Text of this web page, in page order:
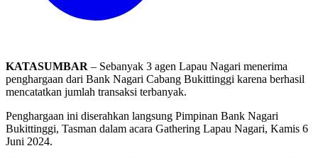
KATASUMBAR – Sebanyak 3 agen Lapau Nagari menerima
penghargaan dari Bank Nagari Cabang Bukittinggi karena berhasil
mencatatkan jumlah transaksi terbanyak.
Penghargaan ini diserahkan langsung Pimpinan Bank Nagari
Bukittinggi, Tasman dalam acara Gathering Lapau Nagari, Kamis 6
Juni 2024.